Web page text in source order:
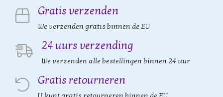
Gratis verzenden
We verzenden gratis binnen de EU
24 uurs verzending
We verzenden alle bestellingen binnen 24 uur
Gratis retourneren